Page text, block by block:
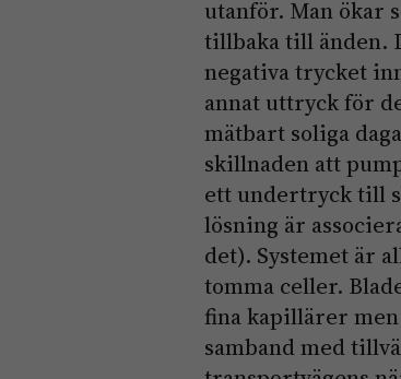
utanför. Man ökar
tillbaka till änden.
negativa trycket
annat uttryck för
mätbart soliga
skillnaden att
ett undertryck till
lösning är
det). Systemet är
tomma celler.
fina kapillärer
samband med